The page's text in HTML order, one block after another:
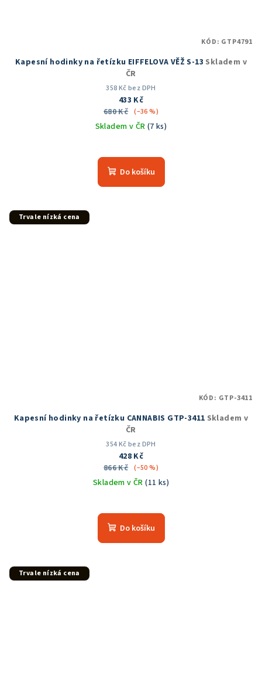
Kapesní hodinky na řetízku EIFFELOVA VĚŽ S-13 Skladem v
ČR
358 Kč bez DPH
433 Kč
680 Kč (–36 %)
Skladem v ČR (7 ks)
hodnocení
produktu
Do košíku
KÓD: GTP4791
Trvale nízká cena
Kapesní hodinky na řetízku CANNABIS GTP-3411 Skladem v
ČR
354 Kč bez DPH
428 Kč
866 Kč (–50 %)
Skladem v ČR(11 ks)
hodnocení
produktu
Do košíku
KÓD: GTP-3411
Trvale nízká cena